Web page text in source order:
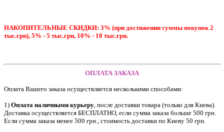
НАКОПИТЕЛЬНЫЕ СКИДКИ: 3% (при достижении суммы покупок 2
тыс.грн), 5% - 5 тыс.грн, 10% - 10 тыс.грн.
ОПЛАТА ЗАКАЗА
Оплата Вашего заказа осуществляется несколькими способами:
1) Оплата наличными курьеру , после доставки товара (только для Киева).
Доставка осуществляется БЕСПЛАТНО, если сумма заказа больше 500 грн.
Если сумма заказа менее 500 грн., стоимость доставки по Киеву 50 грн.